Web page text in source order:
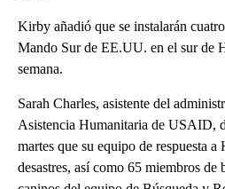
Kirby añadió que se instalarán
Mando Sur de EE.UU. en el sur de
semana.
Sarah Charles, asistente del
Asistencia Humanitaria de USAID,
martes que su equipo de respuesta
desastres, así como 65 miembros de